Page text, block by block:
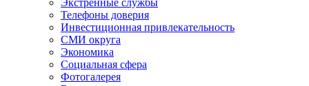
Экстренные службы
Телефоны доверия
Инвестиционная привлекательность
СМИ округа
Экономика
Социальная сфера
Фотогалерея